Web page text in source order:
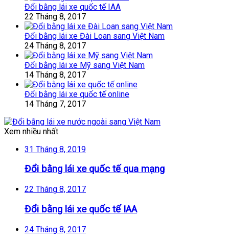
Đổi bằng lái xe quốc tế IAA
22 Tháng 8, 2017
Đổi bằng lái xe Đài Loan sang Việt Nam
24 Tháng 8, 2017
Đổi bằng lái xe Mỹ sang Việt Nam
14 Tháng 8, 2017
Đổi bằng lái xe quốc tế online
14 Tháng 7, 2017
Xem nhiều nhất
31 Tháng 8, 2019
Đổi bằng lái xe quốc tế qua mạng
22 Tháng 8, 2017
Đổi bằng lái xe quốc tế IAA
24 Tháng 8, 2017